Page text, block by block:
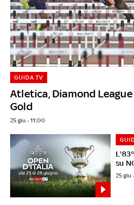
Atletica, Diamond League
Gold
GUIDA TV
25 giu - 11:00
su
25 giu